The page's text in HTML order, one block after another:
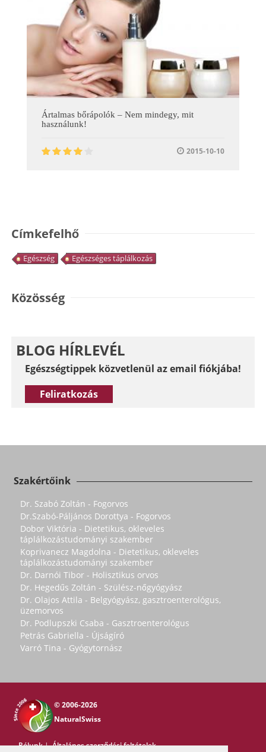
Ártalmas bőrápolók – Nem mindegy, mit
használunk!
2015-10-10
Címkefelhő
Egészség Egészséges táplálkozás
Közösség
BLOG HÍRLEVÉL
Egészségtippek közvetlenül az email fiókjába!
Feliratkozás
Szakértőink
Dr. Szabó Zoltán - Fogorvos
Dr.Szabó-Páljános Dorottya - Fogorvos
Dobor Viktória - Dietetikus, okleveles
táplálkozástudományi szakember
Koprivanecz Magdolna - Dietetikus, okleveles
táplálkozástudományi szakember
Dr. Darnói Tibor - Holisztikus orvos
Dr. Hegedűs Zoltán - Szülész-nőgyógyász
Dr. Olajos Attila - Belgyógyász, gasztroenterológus,
üzemorvos
Dr. Podlupszki Csaba - Gasztroenterológus
Petrás Gabriella - Újságíró
Varró Tina - Gyógytornász
© 2006-2026
NaturalSwiss
Rólunk|Általános szerződési feltételek